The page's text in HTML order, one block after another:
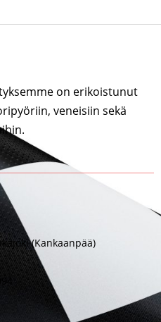
on erikoistunut
veneisiin sekä
(Kankaanpää)